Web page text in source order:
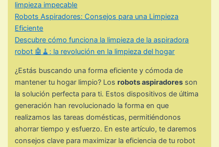
limpieza impecable
Robots Aspiradores: Consejos para una Limpieza
Eficiente
Descubre cómo funciona la limpieza de la aspiradora
robot 🤖🧹: la revolución en la limpieza del hogar
¿Estás buscando una forma eficiente y cómoda de
mantener tu hogar limpio? Los robots aspiradores son
la solución perfecta para ti. Estos dispositivos de última
generación han revolucionado la forma en que
realizamos las tareas domésticas, permitiéndonos
ahorrar tiempo y esfuerzo. En este artículo, te daremos
consejos clave para maximizar la eficiencia de tu robot